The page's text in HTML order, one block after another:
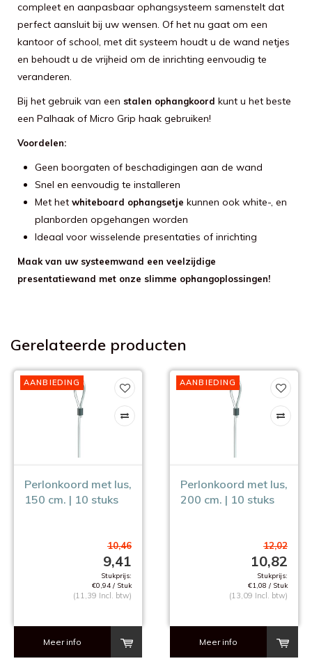
compleet en aanpasbaar ophangsysteem samenstelt dat
perfect aansluit bij uw wensen. Of het nu gaat om een
kantoor of school, met dit systeem houdt u de wand netjes
en behoudt u de vrijheid om de inrichting eenvoudig te
veranderen.
Bij het gebruik van een stalen ophangkoord kunt u het beste
een Palhaak of Micro Grip haak gebruiken!
Voordelen:
Geen boorgaten of beschadigingen aan de wand
Snel en eenvoudig te installeren
Met het whiteboard ophangsetje kunnen ook white-, en
planborden opgehangen worden
Ideaal voor wisselende presentaties of inrichting
Maak van uw systeemwand een veelzijdige
presentatiewand met onze slimme ophangoplossingen!
Gerelateerde producten
AANBIEDING
Perlonkoord met lus,
150 cm. | 10 stuks
10,46
9,41
Stukprijs:
€0,94 / Stuk
(11,39 Incl. btw)
Meer info
AANBIEDING
Perlonkoord met lus,
200 cm. | 10 stuks
12,02
10,82
Stukprijs:
€1,08 / Stuk
(13,09 Incl. btw)
Meer info